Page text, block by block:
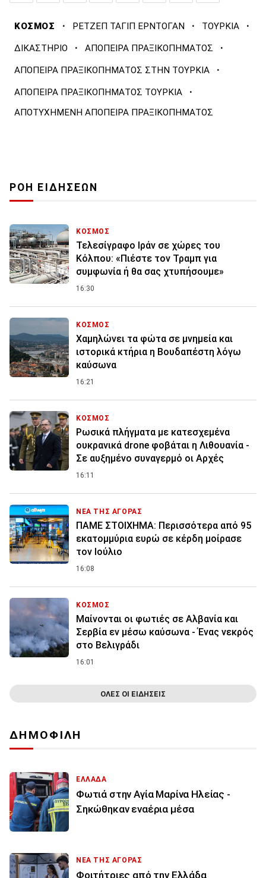
ΚΟΣΜΟΣ · ΡΕΤΖΕΠ ΤΑΓΙΠ ΕΡΝΤΟΓΑΝ · ΤΟΥΡΚΙΑ ·
ΔΙΚΑΣΤΗΡΙΟ · ΑΠΟΠΕΙΡΑ ΠΡΑΞΙΚΟΠΗΜΑΤΟΣ ·
ΑΠΟΠΕΙΡΑ ΠΡΑΞΙΚΟΠΗΜΑΤΟΣ ΣΤΗΝ ΤΟΥΡΚΙΑ ·
ΑΠΟΠΕΙΡΑ ΠΡΑΞΙΚΟΠΗΜΑΤΟΣ ΤΟΥΡΚΙΑ ·
ΑΠΟΤΥΧΗΜΕΝΗ ΑΠΟΠΕΙΡΑ ΠΡΑΞΙΚΟΠΗΜΑΤΟΣ
ΡΟΗ ΕΙΔΗΣΕΩΝ
ΚΟΣΜΟΣ
Τελεσίγραφο Ιράν σε χώρες του
Κόλπου: «Πιέστε τον Τραμπ για
συμφωνία ή θα σας χτυπήσουμε»
16:30
ΚΟΣΜΟΣ
Χαμηλώνει τα φώτα σε μνημεία και
ιστορικά κτήρια η Βουδαπέστη λόγω
καύσωνα
16:21
ΚΟΣΜΟΣ
Ρωσικά πλήγματα με κατεσχεμένα
ουκρανικά drone φοβάται η Λιθουανία -
Σε αυξημένο συναγερμό οι Αρχές
16:11
ΝΕΑ ΤΗΣ ΑΓΟΡΑΣ
ΠΑΜΕ ΣΤΟΙΧΗΜΑ: Περισσότερα από 95
εκατομμύρια ευρώ σε κέρδη μοίρασε
τον Ιούλιο
16:08
ΚΟΣΜΟΣ
Μαίνονται οι φωτιές σε Αλβανία και
Σερβία εν μέσω καύσωνα - Ένας νεκρός
στο Βελιγράδι
16:01
ΟΛΕΣ ΟΙ ΕΙΔΗΣΕΙΣ
ΔΗΜΟΦΙΛΗ
ΕΛΛΑΔΑ
Φωτιά στην Aγία Μαρίνα Ηλείας -
Σηκώθηκαν εναέρια μέσα
ΝΕΑ ΤΗΣ ΑΓΟΡΑΣ
Φοιτήτριες από την Ελλάδα